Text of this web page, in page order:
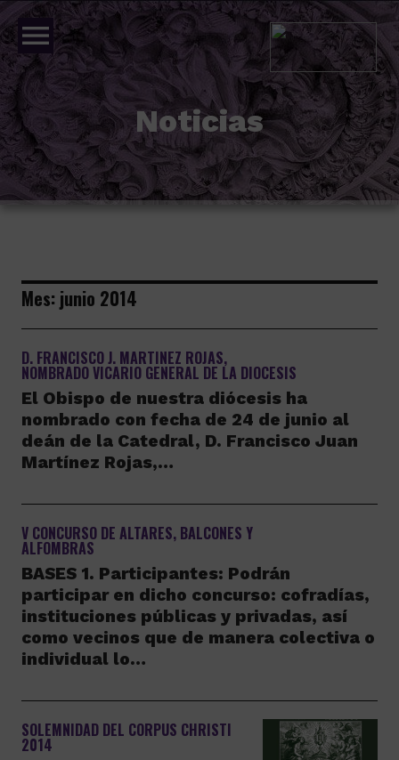
menu
Noticias
Mes: junio 2014
D. FRANCISCO J. MARTINEZ ROJAS,
NOMBRADO VICARIO GENERAL DE LA DIOCESIS
El Obispo de nuestra diócesis ha
nombrado con fecha de 24 de junio al
deán de la Catedral, D. Francisco Juan
Martínez Rojas,…
V CONCURSO DE ALTARES, BALCONES Y
ALFOMBRAS
BASES 1. Participantes: Podrán
participar en dicho concurso: cofradías,
instituciones públicas y privadas, así
como vecinos que de manera colectiva o
individual lo…
SOLEMNIDAD DEL CORPUS CHRISTI
2014